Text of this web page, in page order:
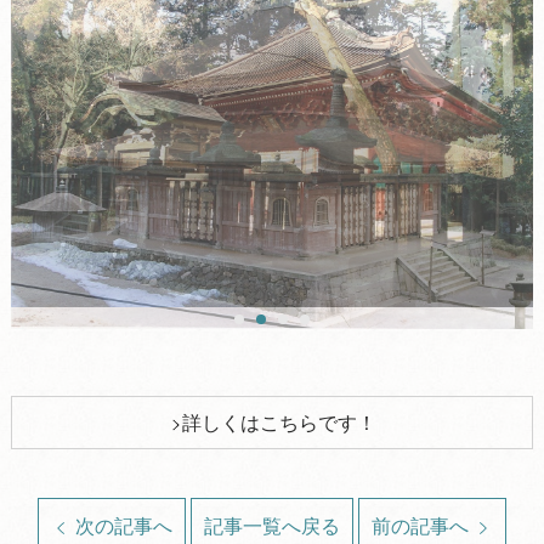
詳しくはこちらです！
次の記事へ 記事一覧へ戻る 前の記事へ